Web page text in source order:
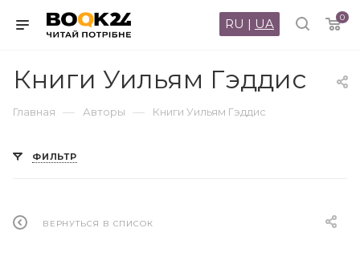
0
RU | UA
Книги Уильям Гэддис
Главная — Авторы — Книги Уильям Гэддис
ФИЛЬТР
ВЕРНУТЬСЯ В СПИСОК